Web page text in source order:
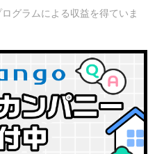
グラムによる収益を得ていま